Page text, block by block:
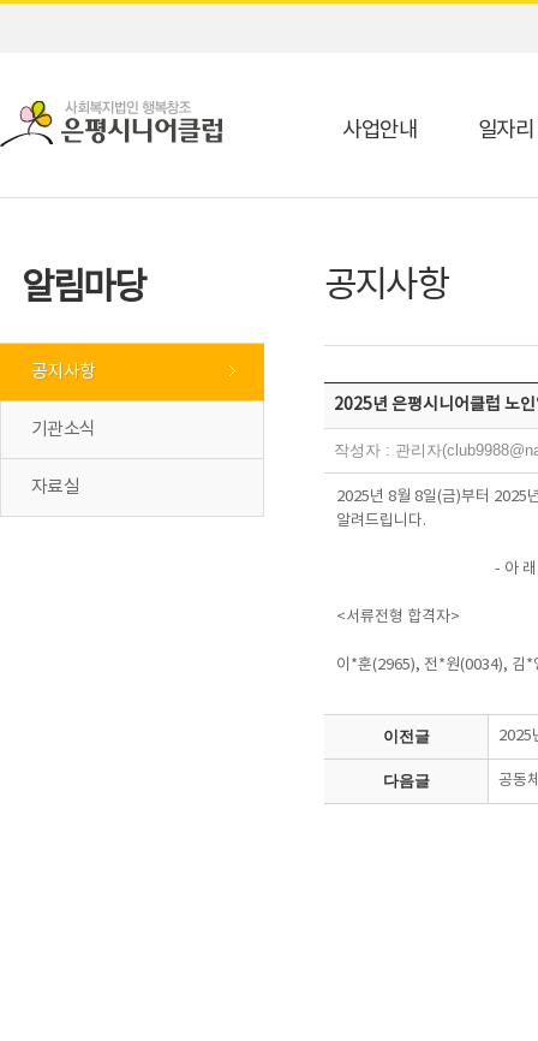
사업안내 일자
알림마당
공지사항
기관소식
자료실
공지사항
2025년 은평시니어클럽 노
작성자 : 관리자
2025년 8월 8일(금)부터 2025
알려드립니다.
- 아 래
<서류전형 합격자>
이*훈(2965), 전*원(0034), 김
이전글 2025
다음글 공동